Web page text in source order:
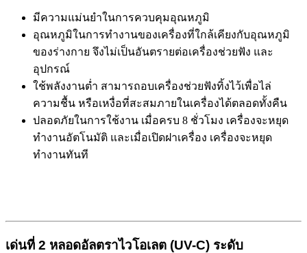
มีความแม่นยำในการควบคุมอุณหภูมิ
อุณหภูมิในการทำงานของเครื่องที่ใกล้เคียงกับอุณหภูมิ
ของร่างกาย จึงไม่เป็นอันตรายต่อเครื่องช่วยฟัง และ
อุปกรณ์
ใช้พลังงานต่ำ สามารถอบเครื่องช่วยฟังทิ้งไว้เพื่อไล่
ความชื้น หรือเหงื่อที่สะสมภายในเครื่องได้ตลอดทั้งคืน
ปลอดภัยในการใช้งาน เมื่อครบ 8 ชั่วโมง เครื่องจะหยุด
ทำงานอัตโนมัติ และเมื่อเปิดฝาเครื่อง เครื่องจะหยุด
ทำงานทันที
เด่นที่ 2 หลอดอัลตราไวโอเลต (UV-C) ระดับ